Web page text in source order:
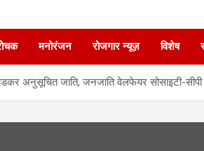
मनोरंजन रोजगार न्यूज़ विशेष
अनुसूचित जाति, जनजाति वेलफेयर सोसाइटी-सीपी